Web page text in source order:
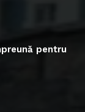
pentru